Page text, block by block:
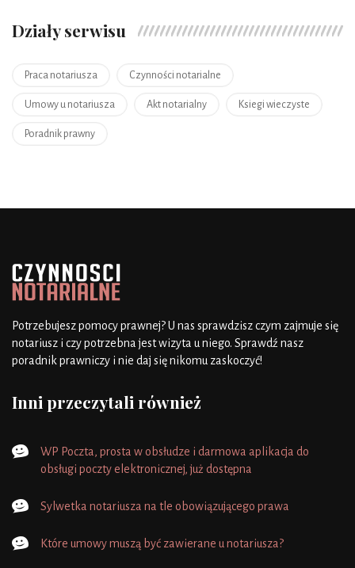
Działy serwisu
Praca notariusza Czynności notarialne
Umowy u notariusza Akt notarialny Ksiegi wieczyste
Poradnik prawny
Potrzebujesz pomocy prawnej? U nas sprawdzisz czym zajmuje się
notariusz i czy potrzebna jest wizyta u niego. Sprawdź nasz
poradnik prawniczy i nie daj się nikomu zaskoczyć!
Inni przeczytali również
WP Poczta, prosta w obsłudze i darmowa aplikacja do
obsługi poczty elektronicznej, już dostępna
Sylwetka notariusza na tle obowiązującego prawa
Które umowy muszą być zawierane u notariusza?